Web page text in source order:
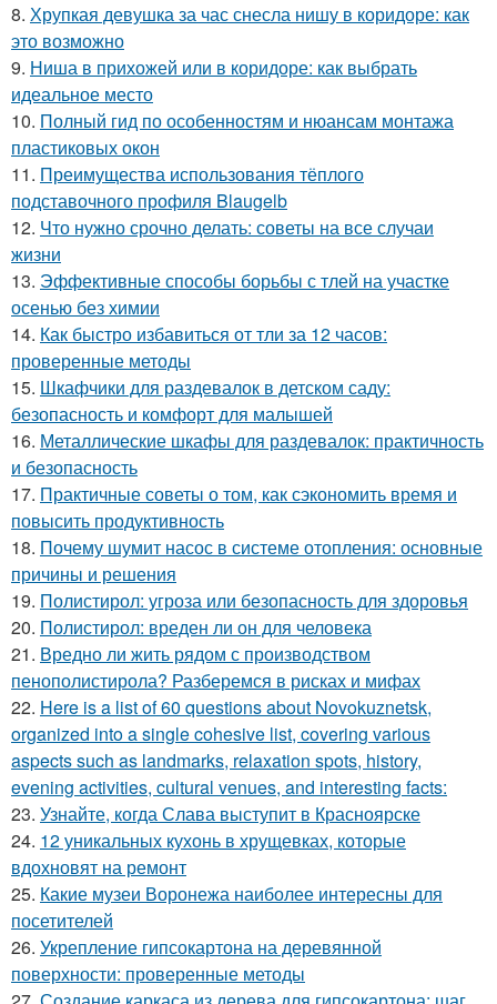
8. Хрупкая девушка за час снесла нишу в коридоре: как
это возможно
9. Ниша в прихожей или в коридоре: как выбрать
идеальное место
10. Полный гид по особенностям и нюансам монтажа
пластиковых окон
11. Преимущества использования тёплого
подставочного профиля Blaugelb
12. Что нужно срочно делать: советы на все случаи
жизни
13. Эффективные способы борьбы с тлей на участке
осенью без химии
14. Как быстро избавиться от тли за 12 часов:
проверенные методы
15. Шкафчики для раздевалок в детском саду:
безопасность и комфорт для малышей
16. Металлические шкафы для раздевалок: практичность
и безопасность
17. Практичные советы о том, как сэкономить время и
повысить продуктивность
18. Почему шумит насос в системе отопления: основные
причины и решения
19. Полистирол: угроза или безопасность для здоровья
20. Полистирол: вреден ли он для человека
21. Вредно ли жить рядом с производством
пенополистирола? Разберемся в рисках и мифах
22. Here is a list of 60 questions about Novokuznetsk,
organized into a single cohesive list, covering various
aspects such as landmarks, relaxation spots, history,
evening activities, cultural venues, and interesting facts:
23. Узнайте, когда Слава выступит в Красноярске
24. 12 уникальных кухонь в хрущевках, которые
вдохновят на ремонт
25. Какие музеи Воронежа наиболее интересны для
посетителей
26. Укрепление гипсокартона на деревянной
поверхности: проверенные методы